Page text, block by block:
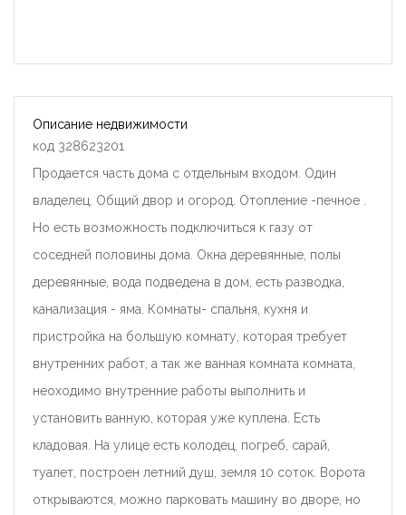
Описание недвижимости
код 328623201
Продается часть дома с отдельным входом. Один
владелец. Общий двор и огород. Отопление -печное .
Но есть возможность подключиться к газу от
соседней половины дома. Окна деревянные, полы
деревянные, вода подведена в дом, есть разводка,
канализация - яма. Комнаты- спальня, кухня и
пристройка на большую комнату, которая требует
внутренних работ, а так же ванная комната комната,
неоходимо внутренние работы выполнить и
установить ванную, которая уже куплена. Есть
кладовая. На улице есть колодец, погреб, сарай,
туалет, построен летний душ, земля 10 соток. Ворота
открываются, можно парковать машину во дворе, но